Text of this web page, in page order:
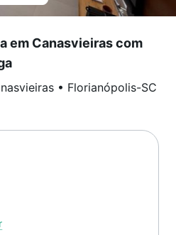
em Canasvieiras com
• Florianópolis-SC